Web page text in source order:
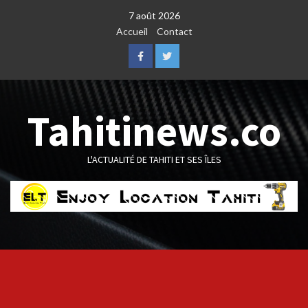
7 août 2026
Accueil
Contact
FacebookTwitter
Tahitinews.co
L'ACTUALITÉ DE TAHITI ET SES ÎLES